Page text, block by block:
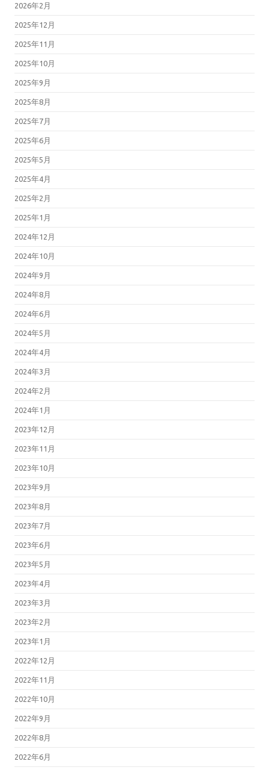
2026年2月
2025年12月
2025年11月
2025年10月
2025年9月
2025年8月
2025年7月
2025年6月
2025年5月
2025年4月
2025年2月
2025年1月
2024年12月
2024年10月
2024年9月
2024年8月
2024年6月
2024年5月
2024年4月
2024年3月
2024年2月
2024年1月
2023年12月
2023年11月
2023年10月
2023年9月
2023年8月
2023年7月
2023年6月
2023年5月
2023年4月
2023年3月
2023年2月
2023年1月
2022年12月
2022年11月
2022年10月
2022年9月
2022年8月
2022年6月